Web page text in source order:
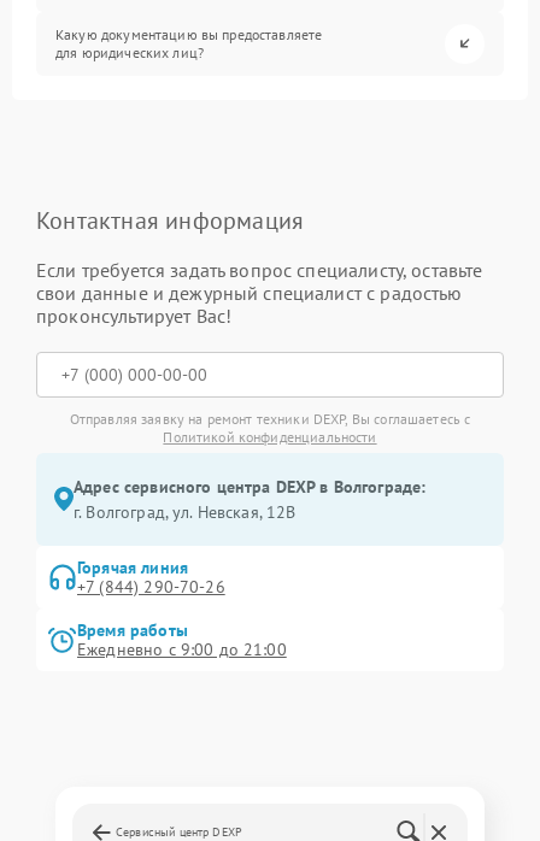
Какую документацию вы предоставляете
для юридических лиц?
Контактная информация
Если требуется задать вопрос специалисту, оставьте
свои данные и дежурный специалист с радостью
проконсультирует Вас!
Отправляя заявку на ремонт техники DEXP, Вы соглашаетесь с
Политикой конфиденциальности
Адрес сервисного центра DEXP в Волгограде:
г. Волгоград, ул. Невская, 12В
Горячая линия
+7 (844) 290-70-26
Время работы
Ежедневно с 9:00 до 21:00
Сервисный центр DEXP